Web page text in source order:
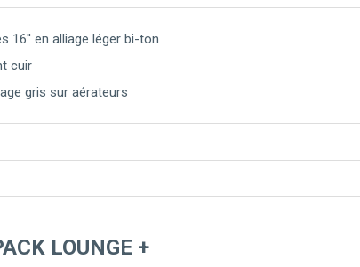
16'' en alliage léger bi-ton
cuir
gris sur aérateurs
LOUNGE +